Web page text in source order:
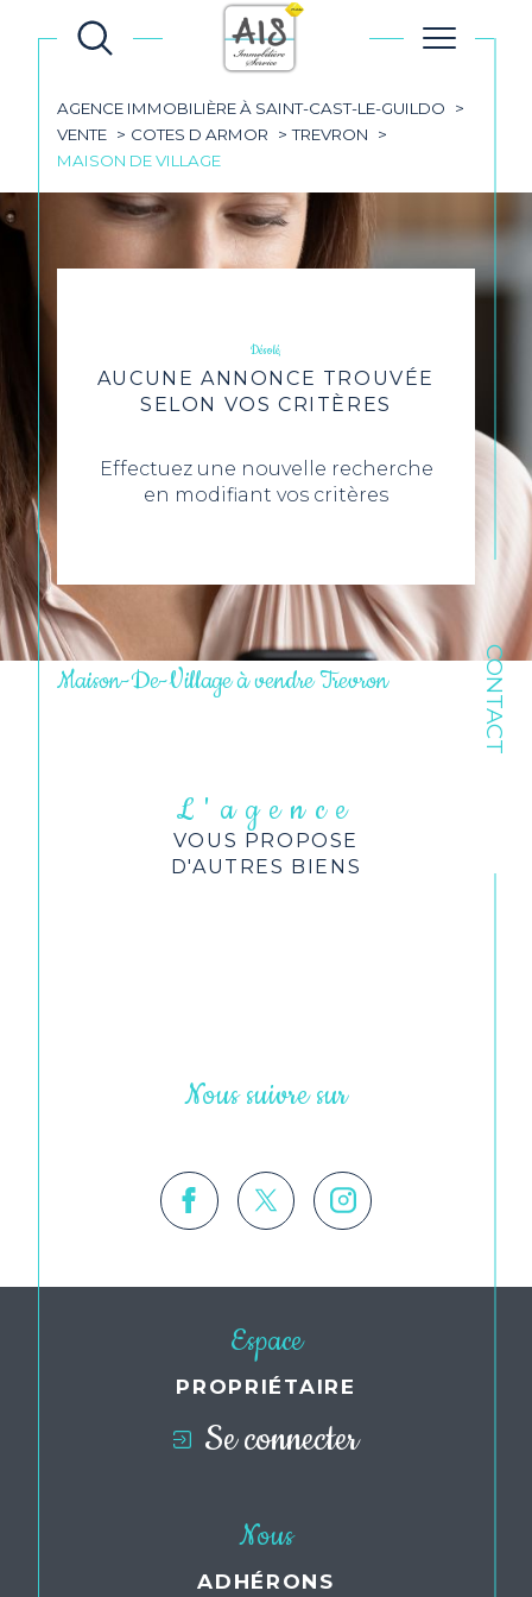
CONTACT
AGENCE IMMOBILIÈRE À SAINT-CAST-LE-GUILDO
VENTE
COTES D ARMOR
TREVRON
MAISON DE VILLAGE
Désolé,
AUCUNE ANNONCE TROUVÉE
SELON VOS CRITÈRES
Effectuez une nouvelle recherche
en modifiant vos critères
Maison-De-Village à vendre Trevron
L'agence
VOUS PROPOSE
D'AUTRES BIENS
Nous suivre sur
Espace
PROPRIÉTAIRE
Se connecter
Nous
ADHÉRONS